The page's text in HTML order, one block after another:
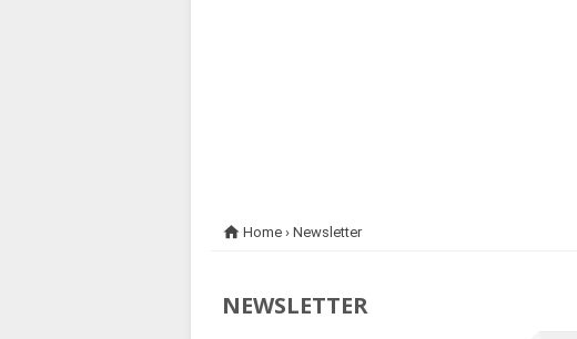
 Home › Newsletter
NEWSLETTER